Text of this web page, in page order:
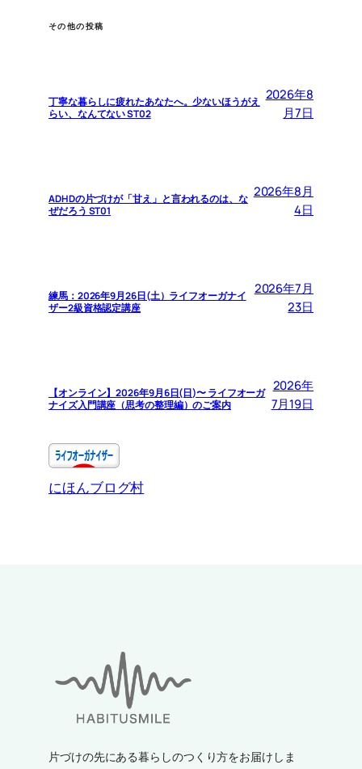
その他の投稿
丁寧な暮らしに疲れたあなたへ。少ないほうがえ
らい、なんてない ST02
2026年8
月7日
ADHDの片づけが「甘え」と言われるのは、な
ぜだろう ST01
2026年8月
4日
練馬：2026年9月26日(土）ライフオーガナイ
ザー2級資格認定講座
2026年7月
23日
【オンライン】2026年9月6日(日)〜 ライフオーガ
ナイズ入門講座（思考の整理編）のご案内
2026年
7月19日
にほんブログ村
片づけの先にある暮らしのつくり方をお届けしま